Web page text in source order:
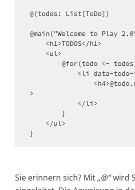
@(todos: List[ToDo])
@main("Welcome to Play
>
}
Sie erinnern sich? Mit„@“wird